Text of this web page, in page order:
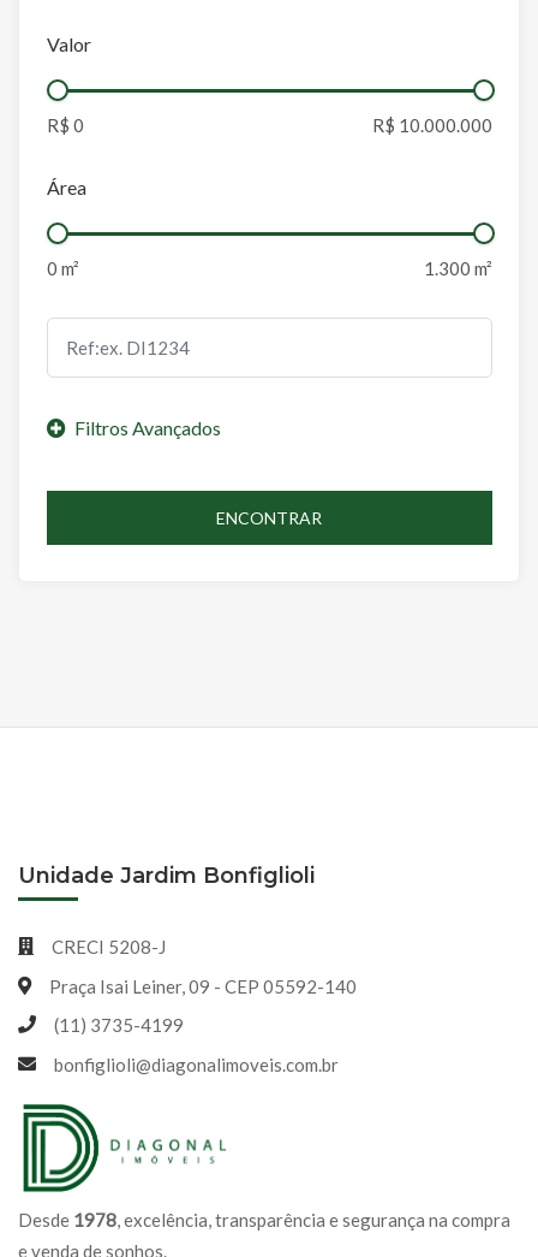
Valor
Área
ENCONTRAR
Desde 1978, excelência, transparência e segurança na compra
e venda de sonhos.
Unidade Jardim Bonfiglioli
CRECI 5208-J
Praça Isai Leiner, 09 - CEP 05592-140
(11) 3735-4199
bonfiglioli@diagonalimoveis.com.br